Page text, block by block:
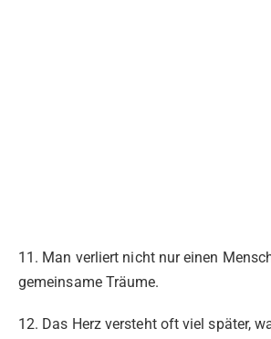
11. Man verliert nicht nur einen
gemeinsame Träume.
12. Das Herz versteht oft viel später,